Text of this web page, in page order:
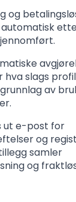
og
hva slags
av
ut e-post for
og
samler
og